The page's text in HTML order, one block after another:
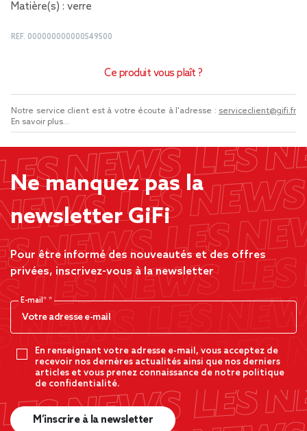
Matière(s) : verre
REF. 000000000000549500
Ce produit vous plaît ?
Notre service client est à votre écoute à l'adresse : serviceclient@gifi.fr
En savoir plus...
Ne manquez pas la
newsletter GiFi
Pour être informé des nouveautés et des offres
privées, inscrivez-vous à la newsletter
E-mail*
En renseignant votre adresse e-mail, vous acceptez de
recevoir nos dernères actualités ainsi que nos derniers
articles et vous prenez connaissance de notre politique
de confidentialité.
M’inscrire à la newsletter